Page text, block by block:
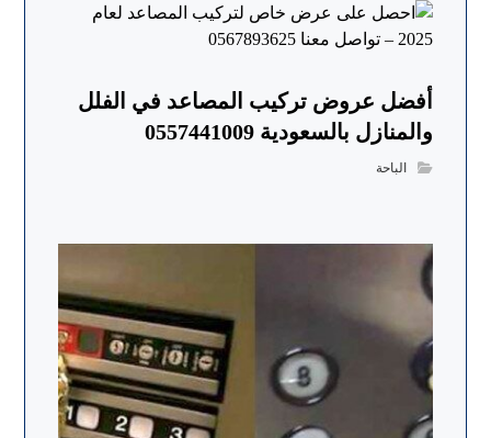
أفضل عروض تركيب المصاعد في الفلل
والمنازل بالسعودية 0557441009
الباحة